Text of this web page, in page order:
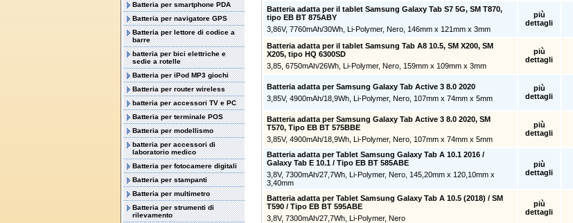
Batteria per smartphone PDA
Batteria per navigatore GPS
Batteria per lettore di codice a
barre
batteria per bici elettriche e
sedie a rotelle
Batteria per iPod MP3 giochi
Batteria per router wireless
batteria per accessori TV e PC
Batteria per terminale POS
Batteria per modellismo
batteria per accessori di
laboratorio medico
Batteria per fotocamere digitali
Batteria per stampanti
Batteria per multimetro
Batteria per strumenti di
rilevamento
Batteria adatta per il tablet Samsung Galaxy Tab S7 5G, SM T870,
tipo EB BT 875ABY
3,86V, 7760mAh/30Wh, Li-Polymer, Nero, 146mm x 121mm x 3mm
più
dettagli
Batteria adatta per il tablet Samsung Tab A8 10.5, SM X200, SM
X205, tipo HQ 6300SD
3,85, 6750mAh/26Wh, Li-Polymer, Nero, 159mm x 109mm x 3mm
più
dettagli
Batteria adatta per Samsung Galaxy Tab Active 3 8.0 2020
3,85V, 4900mAh/18,9Wh, Li-Polymer, Nero, 107mm x 74mm x 5mm
più
dettagli
Batteria adatta per Samsung Galaxy Tab Active 3 8.0 2020, SM
T570, Tipo EB BT 575BBE
3,85V, 4900mAh/18,9Wh, Li-Polymer, Nero, 107mm x 74mm x 5mm
più
dettagli
Batteria adatta per Tablet Samsung Galaxy Tab A 10.1 2016 /
Galaxy Tab E 10.1 / Tipo EB BT 585ABE
3,8V, 7300mAh/27,7Wh, Li-Polymer, Nero, 145,20mm x 120,10mm x
3,40mm
più
dettagli
Batteria adatta per Tablet Samsung Galaxy Tab A 10.5 (2018) / SM
T590 / Tipo EB BT 595ABE
3,8V, 7300mAh/27,7Wh, Li-Polymer, Nero
più
dettagli